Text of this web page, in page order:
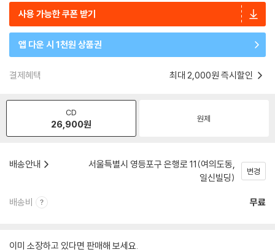
사용 가능한 쿠폰 받기
앱 다운 시 1천원 상품권
결제혜택 최대 2,000원 즉시할인
CD
26,900원 원제
배송안내
서울특별시 영등포구 은행로 11(여의도동,
일신빌딩)
변경
배송비 무료
이미 소장하고 있다면 판매해 보세요.